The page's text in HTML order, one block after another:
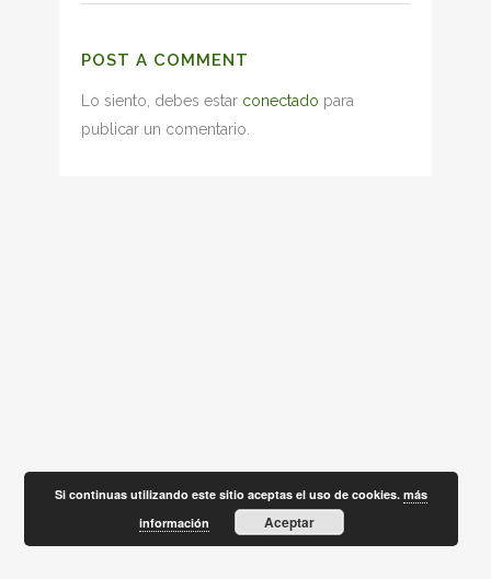
POST A COMMENT
Lo siento, debes estar conectado para
publicar un comentario.
Si continuas utilizando este sitio aceptas el uso de cookies.más
información
Aceptar